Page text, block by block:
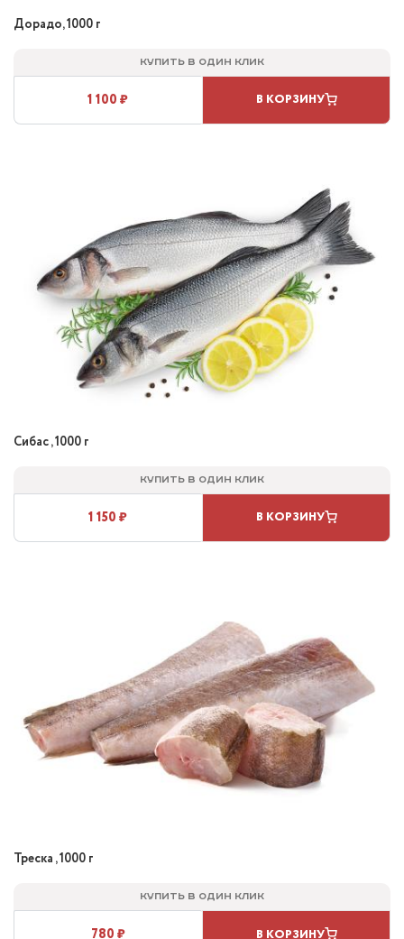
Дорадо, 1000 г
Купить в один клик
1 100 ₽ В КОРЗИНУ
Сибас , 1000 г
Купить в один клик
1 150 ₽ В КОРЗИНУ
Треска , 1000 г
Купить в один клик
780 ₽ В КОРЗИНУ